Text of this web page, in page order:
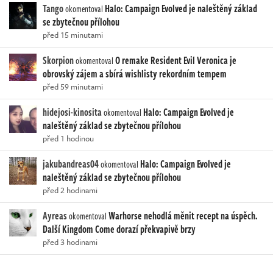
Tangookomentoval Halo: Campaign Evolved je naleštěný základ
se zbytečnou přílohou
před 15 minutami
SkorpionokomentovalO remake Resident Evil Veronica je
obrovský zájem a sbírá wishlisty rekordním tempem
před 59 minutami
hidejosi-kinositaokomentoval Halo: Campaign Evolved je
naleštěný základ se zbytečnou přílohou
před 1 hodinou
jakubandreas04okomentoval Halo: Campaign Evolved je
naleštěný základ se zbytečnou přílohou
před 2 hodinami
AyreasokomentovalWarhorse nehodlá měnit recept na úspěch.
Další Kingdom Come dorazí překvapivě brzy
před 3 hodinami